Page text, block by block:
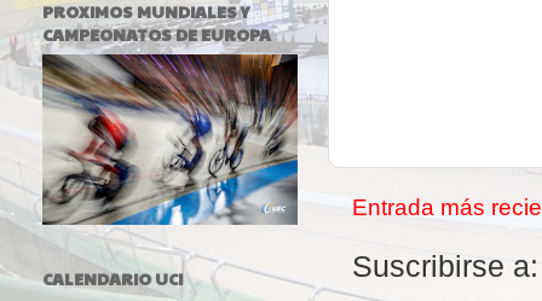
Entrada más
Suscribirse
PROXIMOS MUNDIALES Y
CAMPEONATOS DE EUROPA
CALENDARIO UCI